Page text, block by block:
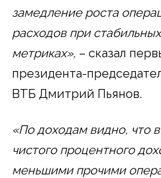
замедление роста
расходов при
метриках», – сказал
президента-
ВТБ Дмитрий Пьянов.
«По доходам видно, что
чистого процентного
меньшими прочими